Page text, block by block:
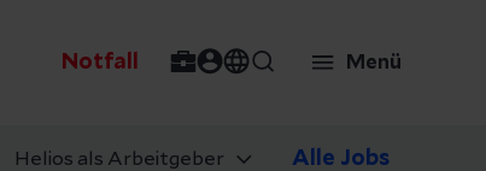
Notfall Menü
Helios als Arbeitgeber Alle Jobs